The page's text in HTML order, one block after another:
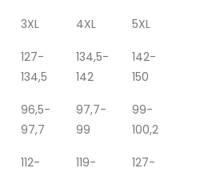
3XL 4XL 5XL
127-
134,5
134,5-
142
142-
150
96,5-
97,7
97,7-
99
99-
100,2
112-
119-
127-